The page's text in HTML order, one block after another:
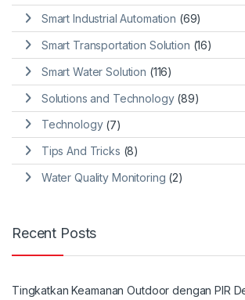
Smart Industrial Automation (69)
Smart Transportation Solution (16)
Smart Water Solution (116)
Solutions and Technology(89)
Technology(7)
Tips And Tricks (8)
Water Quality Monitoring (2)
Recent Posts
Tingkatkan Keamanan Outdoor dengan PIR